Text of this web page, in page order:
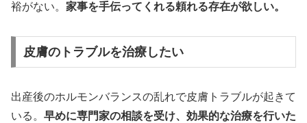
裕がない。 家事を手伝ってくれる頼れる存在が欲しい。
皮膚のトラブルを治療したい
出産後のホルモンバランスの乱れで皮膚トラブルが起きて
いる。 早めに専門家の相談を受け、効果的な治療を行いた